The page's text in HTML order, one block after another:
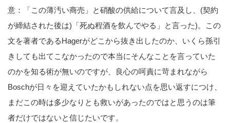
意：「この薄汚い商売」と硝酸の供給について言及し、(契約
が締結された後は)「死ぬ程酒を飲んでやる」と言った)。この
文を著者であるHagerがどこから抜き出したのか、いくら孫引
きしても出てこなかったので本当にそんなことを言っていた
のかを知る術が無いのですが、良心の呵責に苛まれながら
Boschが日々を迎えていたかもしれない点を思い返すにつけ、
まだこの時は多少なりとも救いがあったのではと思うのは筆
者だけではないと信じたいです。